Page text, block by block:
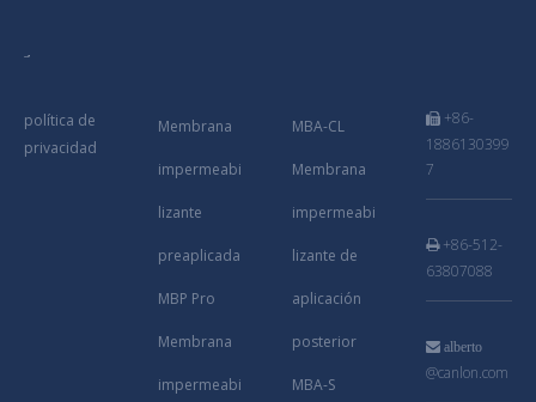
política de
privacidad
Membrana
impermeabi
lizante
preaplicada
MBP Pro
Membrana
impermeabi
MBA-CL
Membrana
impermeabi
lizante de
aplicación
posterior
MBA-S
 +86-
1886130399
7
+86-512-
63807088
 alberto
@canlon.com